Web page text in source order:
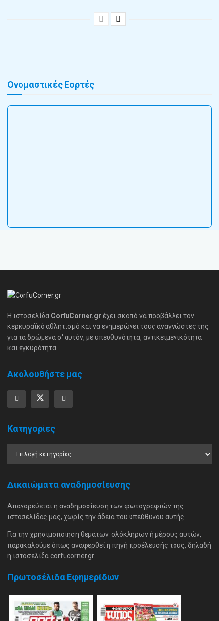
Ονομαστικές Εορτές
Η ιστοσελίδα CorfuCorner.gr έχει σκοπό να προβάλλει τον
κερκυραϊκό αθλητισμό και να ενημερώνει τους αναγνώστες της
για τα δρώμενα σ' αυτόν, με υπευθυνότητα, αντικειμενικότητα
και εγκυρότητα.
Ακολουθήστε μας
Κατηγορίες
Δικαιώματα αναδημοσίευσης
Απαγορεύεται η αναδημοσίευση των φωτογραφιών της
ιστοσελίδας μας, χωρίς την άδεια του υπεύθυνου αυτής.
Για την χρησιμοποίηση θεμάτων, ολόκληρων ή μέρους αυτών,
παρακαλούμε όπως αναφερθεί η πηγή προέλευσής τους, δηλαδή
η ιστοσελίδα corfucorner.gr.
Πρωτοσέλιδα Εφημερίδων